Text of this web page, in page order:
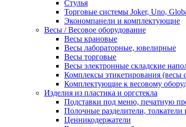
Стулья
Торговые системы Joker, Uno,
Экономпанели и комплектующие
Весы / Весовое оборудование
Весы крановые
Весы лабораторные, ювелирные
Весы торговые
Весы электронные складские
Комплексы этикетирования (весы
Комплектующие к весовому
Изделия из пластика и оргстекла
Подставки под меню, печатную
Полочные разделители,
Ценникодержатели